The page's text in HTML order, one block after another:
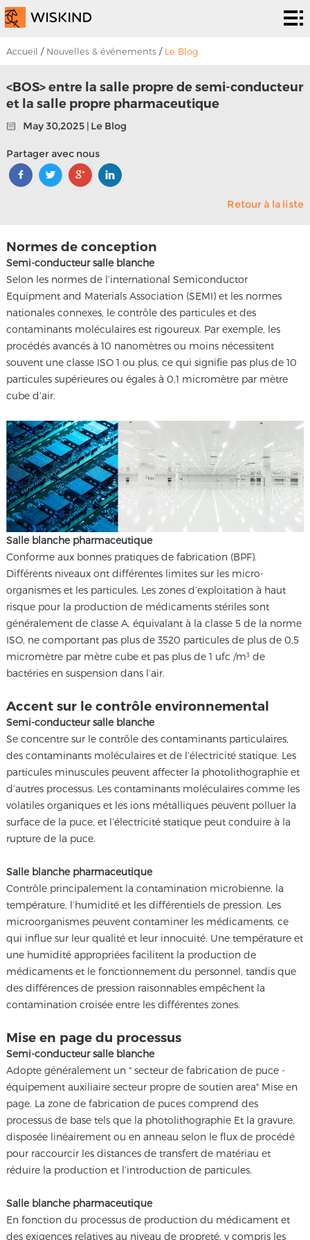
Système
de salle
Services
Solutions
Solutions
Les
propos
Nouvelles &
Accueil / Nouvelles & événements/ Le Blog
<BOS> entre la salle propre de semi-conducteur
et la salle propre pharmaceutique
May 30,2025 | Le Blog
Partager avec nous
Retour à la liste
Normes de conception
Semi-conducteur salle blanche
Selon les normes de l’international Semiconductor
Equipment and Materials Association (SEMI) et les normes
nationales connexes, le contrôle des particules et des
contaminants moléculaires est rigoureux. Par exemple, les
procédés avancés à 10 nanomètres ou moins nécessitent
souvent une classe ISO 1 ou plus, ce qui signifie pas plus de 10
particules supérieures ou égales à 0,1 micromètre par mètre
cube d’air.
Salle blanche pharmaceutique
Conforme aux bonnes pratiques de fabrication (BPF).
Différents niveaux ont différentes limites sur les micro-
organismes et les particules. Les zones d’exploitation à haut
risque pour la production de médicaments stériles sont
généralement de classe A, équivalant à la classe 5 de la norme
ISO, ne comportant pas plus de 3520 particules de plus de 0,5
micromètre par mètre cube et pas plus de 1 ufc /m³ de
bactéries en suspension dans l’air.
Accent sur le contrôle environnemental
Semi-conducteur salle blanche
Se concentre sur le contrôle des contaminants particulaires,
des contaminants moléculaires et de l’électricité statique. Les
particules minuscules peuvent affecter la photolithographie et
d’autres processus. Les contaminants moléculaires comme les
volatiles organiques et les ions métalliques peuvent polluer la
surface de la puce, et l’électricité statique peut conduire à la
rupture de la puce.
Salle blanche pharmaceutique
Contrôle principalement la contamination microbienne, la
température, l’humidité et les différentiels de pression. Les
microorganismes peuvent contaminer les médicaments, ce
qui influe sur leur qualité et leur innocuité. Une température et
une humidité appropriées facilitent la production de
médicaments et le fonctionnement du personnel, tandis que
des différences de pression raisonnables empêchent la
contamination croisée entre les différentes zones.
Mise en page du processus
Semi-conducteur salle blanche
Adopte généralement un " secteur de fabrication de puce -
équipement auxiliaire secteur propre de soutien area" Mise en
page. La zone de fabrication de puces comprend des
processus de base tels que la photolithographie Et la gravure,
disposée linéairement ou en anneau selon le flux de procédé
pour raccourcir les distances de transfert de matériau et
réduire la production et l’introduction de particules.
Salle blanche pharmaceutique
En fonction du processus de production du médicament et
des exigences relatives au niveau de propreté, y compris les